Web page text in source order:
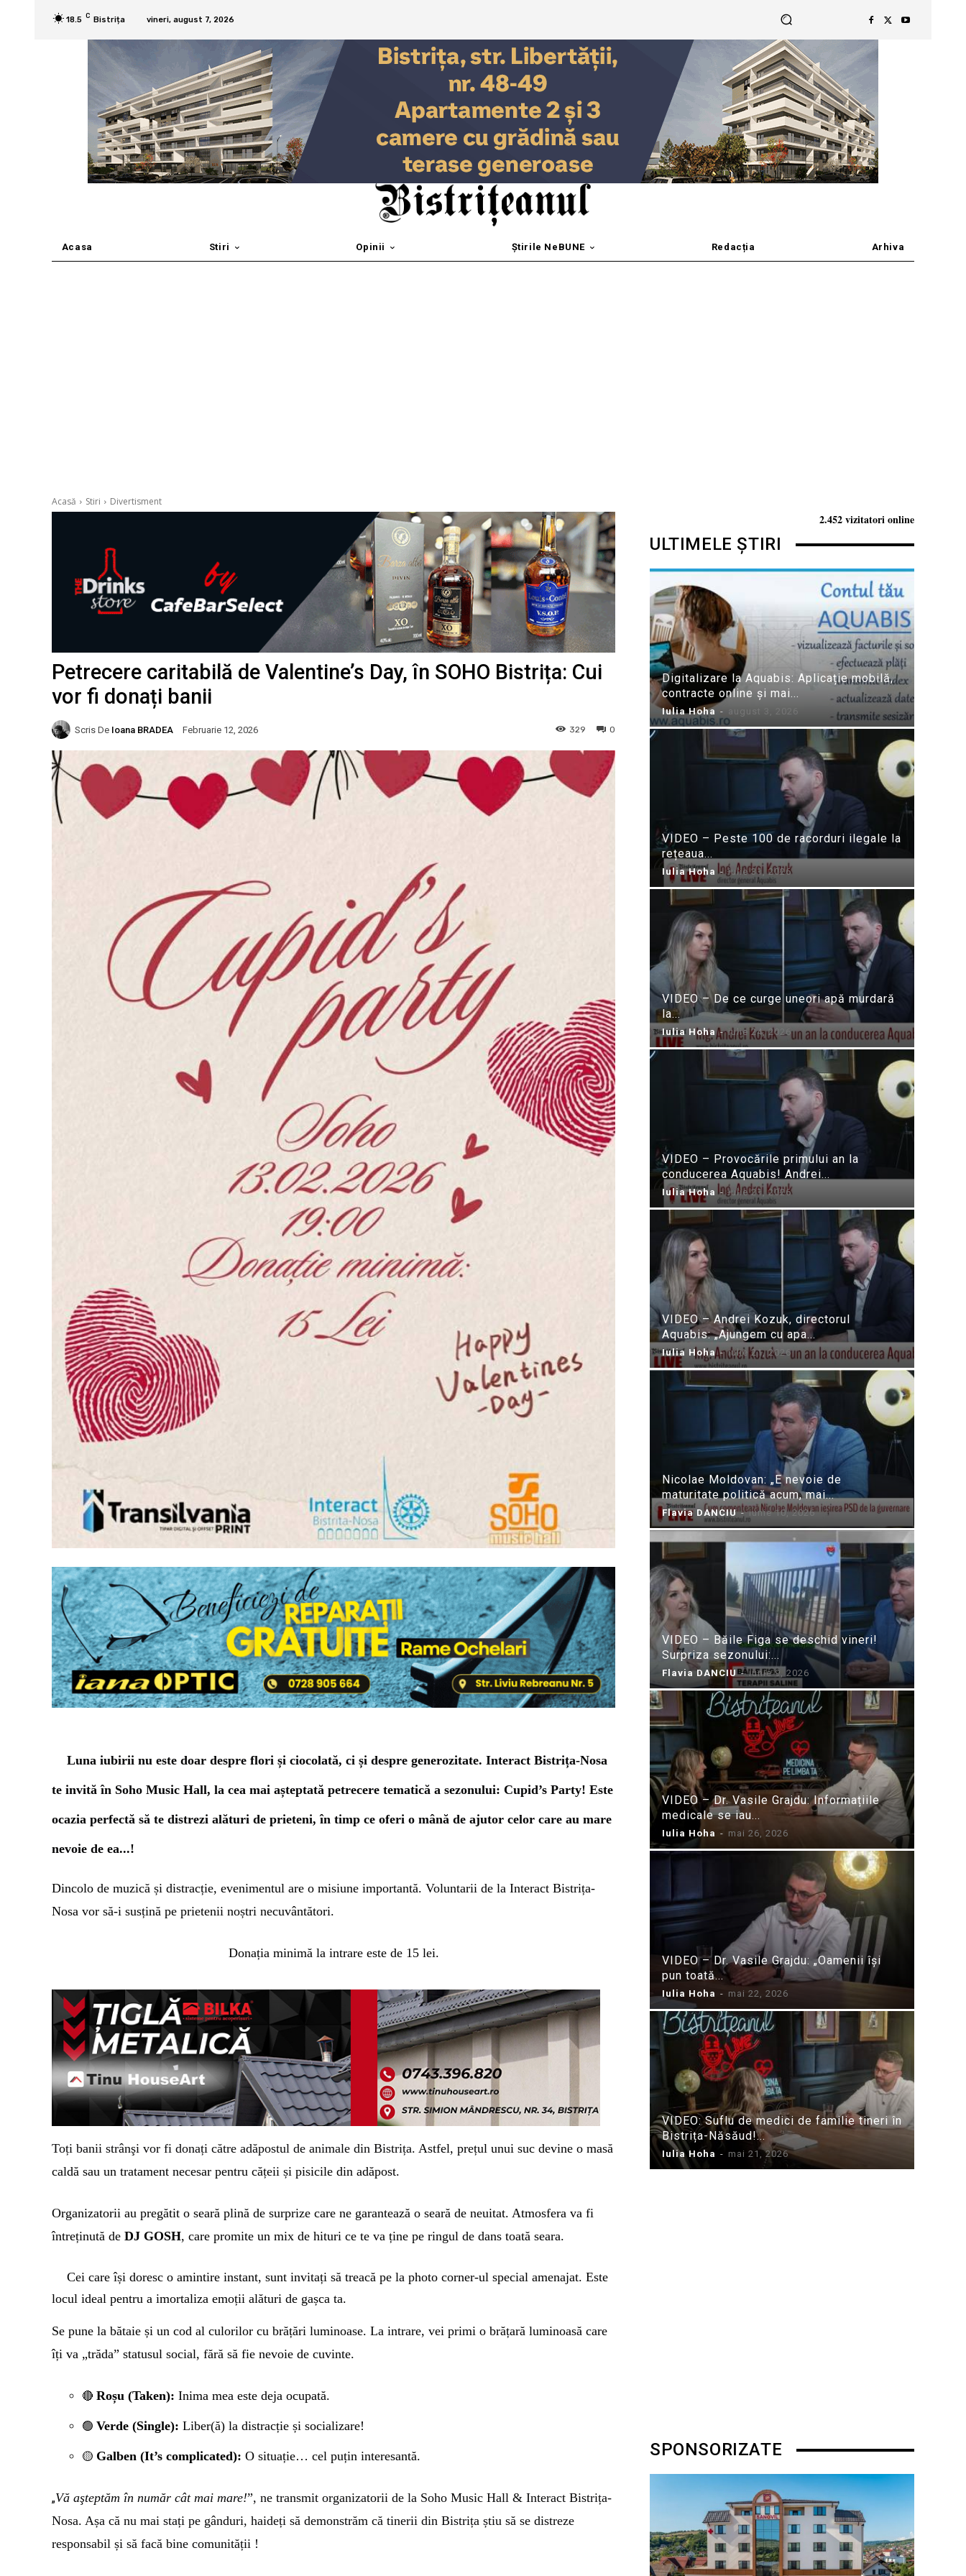
18.5 C Bistrița vineri, august 7, 2026
Acasa Stiri Opinii Știrile NeBUNE Redacția Arhiva
Acasă Stiri Divertisment
Petrecere caritabilă de Valentine’s Day, în SOHO Bistrița: Cui
vor fi donați banii
Scris De Ioana BRADEA Februarie 12, 2026 0
329
Luna iubirii nu este doar despre flori și ciocolată, ci și despre generozitate. Interact Bistrița-Nosa
te invităîn Soho Music Hall, la cea mai așteptată petrecere tematică a sezonului: Cupid’s Party! Este
ocazia perfectă să te distrezi alături de prieteni, în timp ce oferi o mână de ajutor celor care au mare
nevoie de ea...!
Dincolo de muzică și distracție, evenimentul are o misiune importantă. Voluntarii de la Interact Bistrița-
Nosa vor să-i susțină pe prietenii noștri necuvântători.
Donația minimă la intrare este de 15 lei.
Toți banii strânşi vor fi donați către adăpostul de animale din Bistrița. Astfel, prețul unui suc devine o masă
caldă sau un tratament necesar pentru cățeii și pisicile din adăpost.
Organizatorii au pregătit o seară plină de surprize care ne garantează o seară de neuitat. Atmosfera va fi
întreținută de DJ GOSH, care promite un mix de hituri ce te va ține pe ringul de dans toată seara.
Cei care își doresc o amintire instant, sunt invitați să treacă pe la photo corner-ul special amenajat. Este
locul ideal pentru a imortaliza emoții alături de gașca ta.
Se pune la bătaie și un cod al culorilor cu brățări luminoase. La intrare, vei primi o brățară luminoasă care
îți va „trăda” statusul social, fără să fie nevoie de cuvinte.
🔴 Roșu (Taken): Inima mea este deja ocupată.
🟢 Verde (Single): Liber(ă) la distracție și socializare!
🟡 Galben (It’s complicated): O situație… cel puțin interesantă.
„Vă aşteptăm în număr cât mai mare!”, ne transmit organizatorii de la Soho Music Hall & Interact Bistrița-
Nosa. Așa că nu mai stați pe gânduri, haideți să demonstrăm că tinerii din Bistrița știu să se distreze
responsabil și să facă bine comunității !
2.452 vizitatori online
ULTIMELE ȘTIRI
Digitalizare la Aquabis: Aplicație mobilă,
contracte online și mai...
Iulia Hoha - august 3, 2026
VIDEO – Peste 100 de racorduri ilegale la
rețeaua...
Iulia Hoha - iulie 31, 2026
VIDEO – De ce curge uneori apă murdară
la...
Iulia Hoha - iulie 24, 2026
VIDEO – Provocările primului an la
conducerea Aquabis! Andrei...
Iulia Hoha - iulie 21, 2026
VIDEO – Andrei Kozuk, directorul
Aquabis: „Ajungem cu apa...
Iulia Hoha - iulie 21, 2026
Nicolae Moldovan: „E nevoie de
maturitate politică acum, mai...
Flavia DANCIU - iunie 10, 2026
VIDEO – Băile Figa se deschid vineri!
Surpriza sezonului:...
Flavia DANCIU - iunie 9, 2026
VIDEO – Dr. Vasile Grajdu: Informațiile
medicale se iau...
Iulia Hoha - mai 26, 2026
VIDEO – Dr. Vasile Grajdu: „Oamenii își
pun toată...
Iulia Hoha - mai 22, 2026
VIDEO: Suflu de medici de familie tineri în
Bistrița-Năsăud!...
Iulia Hoha - mai 21, 2026
SPONSORIZATE